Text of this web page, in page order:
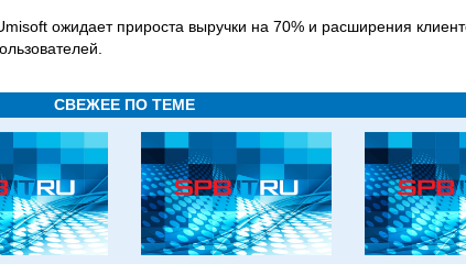
ожидает прироста выручки на 70% и расширения
СВЕЖЕЕ ПО ТЕМЕ